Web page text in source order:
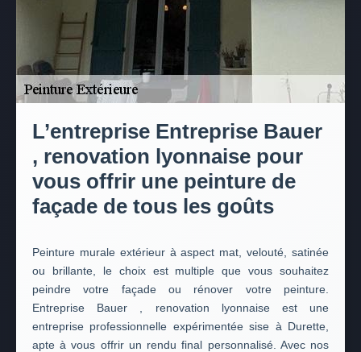
L’entreprise Entreprise Bauer
, renovation lyonnaise pour
vous offrir une peinture de
façade de tous les goûts
Peinture murale extérieur à aspect mat, velouté, satinée
ou brillante, le choix est multiple que vous souhaitez
peindre votre façade ou rénover votre peinture.
Entreprise Bauer , renovation lyonnaise est une
entreprise professionnelle expérimentée sise à Durette,
apte à vous offrir un rendu final personnalisé. Avec nos